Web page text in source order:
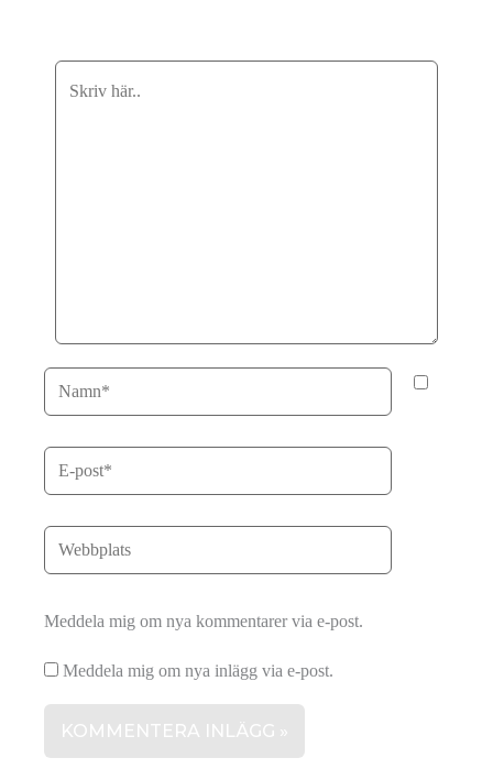
Meddela mig om nya kommentarer via e-post.
Meddela mig om nya inlägg via e-post.